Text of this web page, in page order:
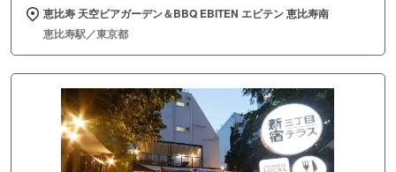
恵比寿 天空ビアガーデン＆BBQ EBITEN エビテン 恵比寿南
恵比寿駅／東京都